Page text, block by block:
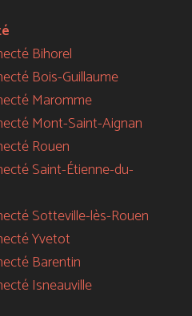
Bihorel
Bois-Guillaume
Maromme
Mont-Saint-Aignan
Rouen
Saint-Étienne-du-
Sotteville-lès-Rouen
Yvetot
Barentin
Isneauville